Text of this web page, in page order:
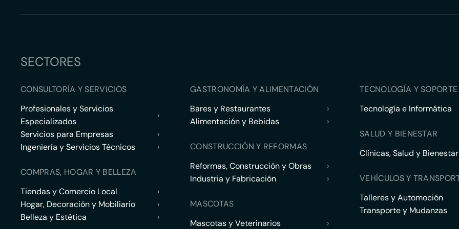
SECTORES
CONSULTORÍA Y SERVICIOS
Profesionales y Servicios
Especializados
›
Servicios para Empresas
›
Ingeniería y Servicios Técnicos
›
COMPRAS, HOGAR Y BELLEZA
Tiendas y Comercio Local
›
Hogar, Decoración y Mobiliario
›
Belleza y Estética
›
GASTRONOMÍA Y ALIMENTACIÓN
Bares y Restaurantes
›
Alimentación y Bebidas
›
CONSTRUCCIÓN Y REFORMAS
Reformas, Construcción y Obras
›
Industria y Fabricación
›
MASCOTAS
Mascotas y Veterinarios
›
TECNOLOGÍA Y
Tecnología e Informática
SALUD Y BIENESTAR
Clínicas, Salud y Bienestar
VEHÍCULOS Y
Talleres y Automoción
Transporte y Mudanzas